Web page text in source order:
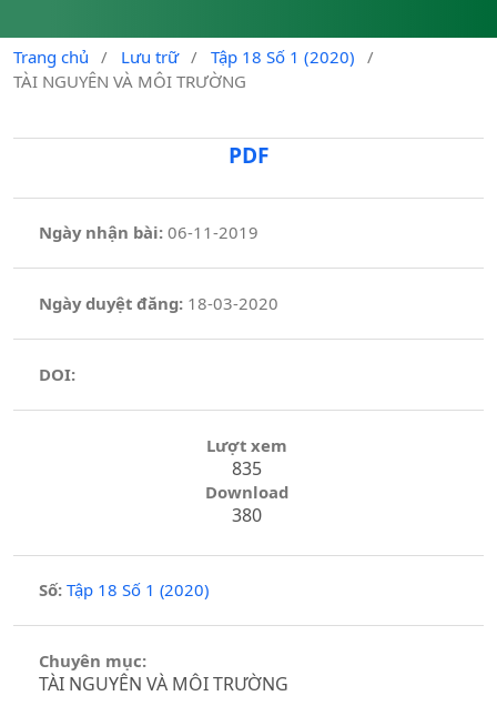
Trang chủ / Lưu trữ / Tập 18 Số 1 (2020)
/
TÀI NGUYÊN VÀ MÔI TRƯỜNG
PDF
Ngày nhận bài: 06-11-2019
Ngày duyệt đăng:18-03-2020
DOI:
Lượt xem
835
Download
380
Số: Tập 18 Số 1 (2020)
Chuyên mục:
TÀI NGUYÊN VÀ MÔI TRƯỜNG